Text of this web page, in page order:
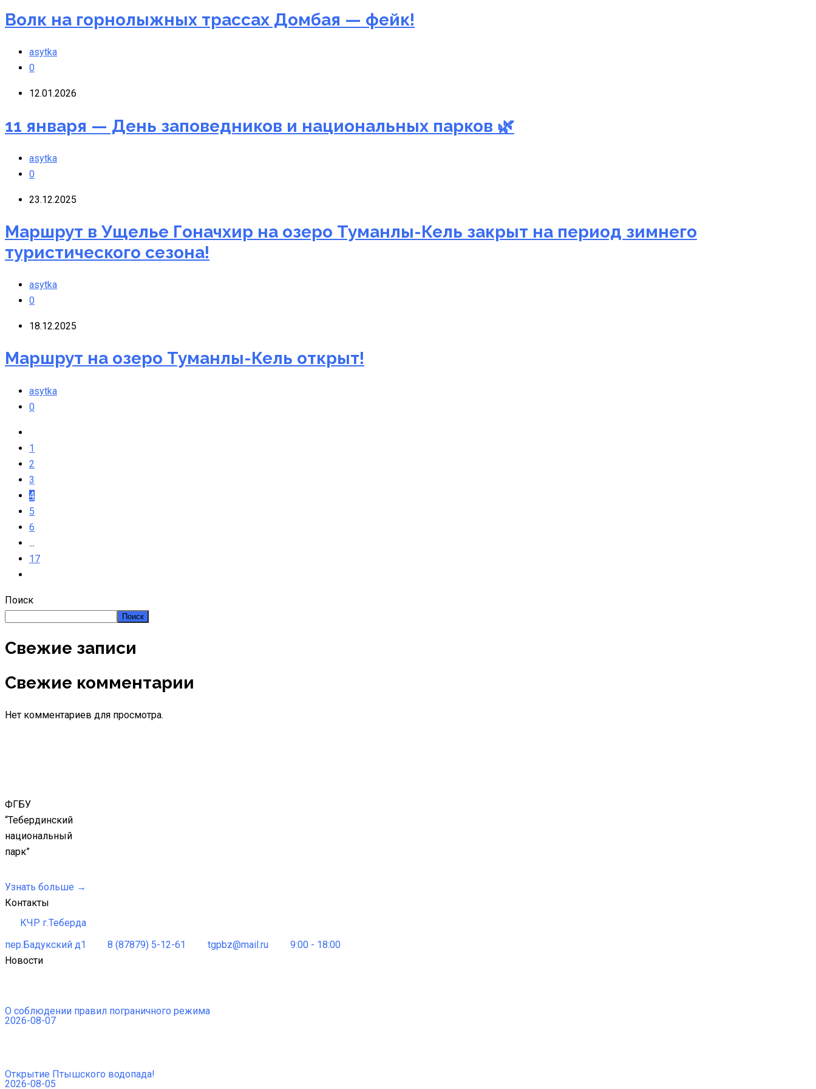
Волк на горнолыжных трассах Домбая — фейк!
asytka
0
12.01.2026
11 января — День заповедников и национальных парков 🌿
asytka
0
23.12.2025
Маршрут в Ущелье Гоначхир на озеро Туманлы-Кель закрыт на период зимнего
туристического сезона!
asytka
0
18.12.2025
Маршрут на озеро Туманлы-Кель открыт!
asytka
0
1
2
3
4
5
6
...
17
Поиск
Поиск
Свежие записи
Свежие комментарии
Нет комментариев для просмотра.
ФГБУ
“Тебердинский
национальный
парк”
Узнать больше →
Контакты
КЧР г.Теберда
пер.Бадукский д1
8 (87879) 5-12-61 tgpbz@mail.ru
9:00 - 18:00
Новости
О соблюдении правил пограничного режима
2026-08-07
Открытие Птышского водопада!
2026-08-05